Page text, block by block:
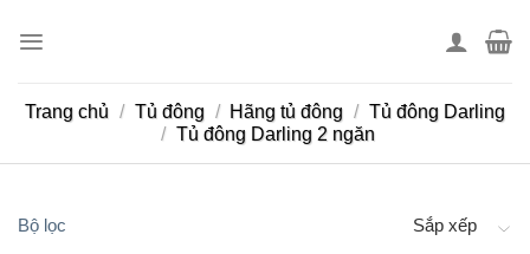
Trang chủ / Tủ đông / Hãng tủ đông / Tủ đông Darling
/ Tủ đông Darling 2 ngăn
Bộ lọc Sắp xếp